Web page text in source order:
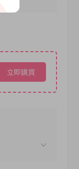
立即購買